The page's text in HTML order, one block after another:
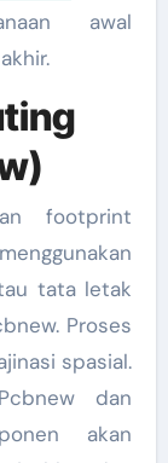
awal
footprint
tata letak
Proses
spasial.
dan
akan